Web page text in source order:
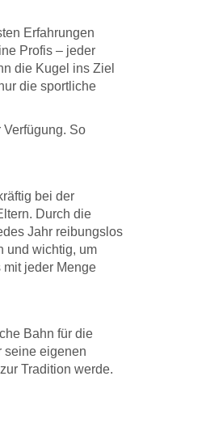
Erfahrungen
Profis – jeder
die Kugel ins Ziel
die sportliche
So
bei der
Durch die
Jahr reibungslos
und wichtig, um
jeder Menge
Bahn für die
seine eigenen
Tradition werde.